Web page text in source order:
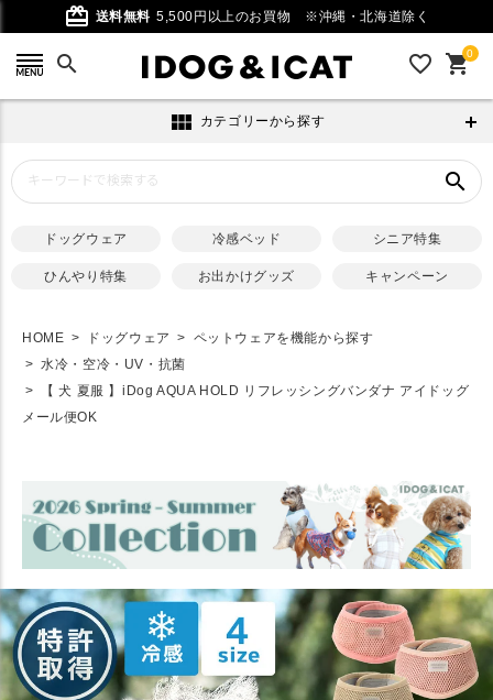
card_giftcard 送料無料 5,500円以上のお買物 ※沖縄・北海道除く
search favorite_outline 0
shopping_cart
view_module カテゴリーから探す
search
ドッグウェア 冷感ベッド シニア特集
ひんやり特集 お出かけグッズ キャンペーン
HOME ドッグウェア
ペットウェアを機能から探す
水冷・空冷・UV・抗菌
【 犬 夏服 】iDog AQUA HOLD リフレッシングバンダナ アイドッグ
メール便OK